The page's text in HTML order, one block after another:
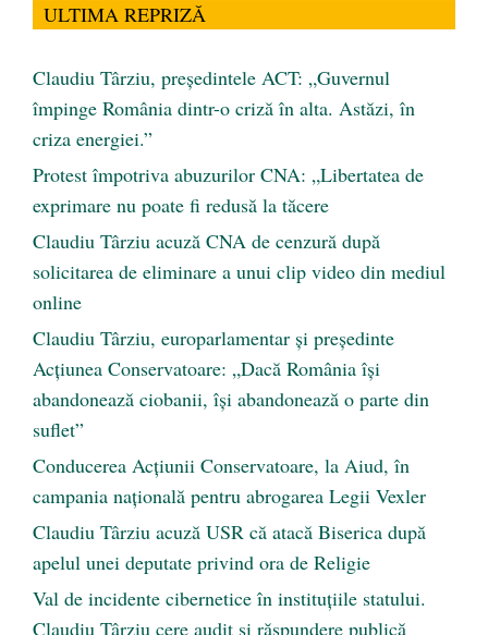
ULTIMA REPRIZĂ
Claudiu Târziu, președintele ACT: „Guvernul
împinge România dintr-o criză în alta. Astăzi, în
criza energiei.”
Protest împotriva abuzurilor CNA: „Libertatea de
exprimare nu poate fi redusă la tăcere
Claudiu Târziu acuză CNA de cenzură după
solicitarea de eliminare a unui clip video din mediul
online
Claudiu Târziu, europarlamentar și președinte
Acțiunea Conservatoare: „Dacă România își
abandonează ciobanii, își abandonează o parte din
suflet”
Conducerea Acțiunii Conservatoare, la Aiud, în
campania națională pentru abrogarea Legii Vexler
Claudiu Târziu acuză USR că atacă Biserica după
apelul unei deputate privind ora de Religie
Val de incidente cibernetice în instituțiile statului.
Claudiu Târziu cere audit și răspundere publică